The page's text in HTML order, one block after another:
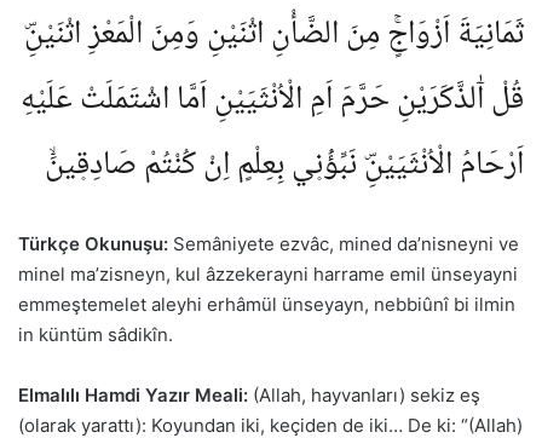
ثَمَانِيَةَ اَزْوَاجٍۚ مِنَ الضَّأْنِ اثْنَيْنِ وَمِنَ الْمَعْزِ اثْنَيْنِۜ
قُلْ آٰلذَّكَرَيْنِ حَرَّمَ اَمِ الْاُنْثَيَيْنِ اَمَّا اشْتَمَلَتْ عَلَيْهِ
اَرْحَامُ الْاُنْثَيَيْنِۜ نَبِّؤُ۫ن۪ي بِعِلْمٍ اِنْ كُنْتُمْ صَادِق۪ينَۙ
Türkçe Okunuşu: Semâniyete ezvâc, mined da’nisneyni ve
minel ma’zisneyn, kul âzzekerayni harrame emil ünseyayni
emmeştemelet aleyhi erhâmül ünseyayn, nebbiûnî bi ilmin
in küntüm sâdikîn.
Elmalılı Hamdi Yazır Meali: (Allah, hayvanları) sekiz eş
(olarak yarattı): Koyundan iki, keçiden de iki… De ki: “(Allah)